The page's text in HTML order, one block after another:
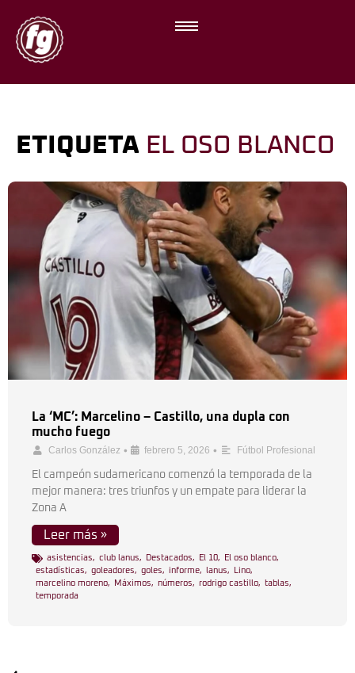
ETIQUETA EL OSO BLANCO
La ‘MC’: Marcelino – Castillo, una dupla con
mucho fuego
Carlos González • febrero 5, 2026 • Fútbol Profesional
El campeón sudamericano comenzó la temporada de la
mejor manera: tres triunfos y un empate para liderar la
Zona A
Leer más »
asistencias, club lanus, Destacados, El 10, El oso blanco,
estadísticas, goleadores, goles, informe, lanus, Lino,
marcelino moreno, Máximos, números, rodrigo castillo, tablas,
temporada